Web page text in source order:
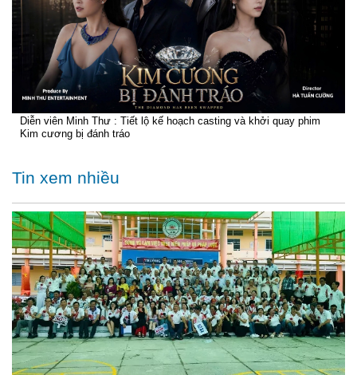
Diễn viên Minh Thư : Tiết lộ kế hoạch casting và khởi quay phim
Kim cương bị đánh tráo
Tin xem nhiều